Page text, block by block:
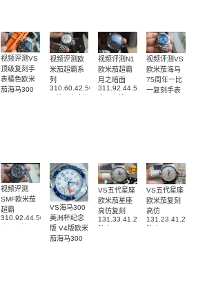
视频评测VS
顶级复刻手
表橘色欧米
茄海马300
视频评测欧
米茄超霸系
列
310.60.42.50.02.001
视频评测N1
欧米茄超霸
月之暗面
311.92.44.51.01.005
视频评测VS
欧米茄海马
75周年一比
一复刻手表
视频评测
SMF欧米茄
超霸
310.92.44.50.06.001
VS海马300
美洲杯纪念
版 V4版欧米
茄海马300
VS五代星座
欧米茄星座
高仿复刻
131.33.41.21.06.001
VS五代星座
欧米茄复刻
高仿